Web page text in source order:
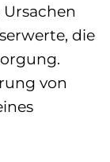
die
von